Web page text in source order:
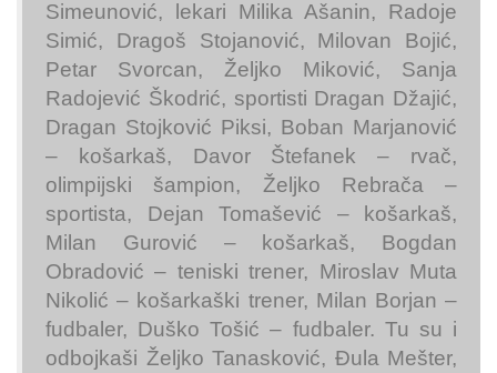
Simeunović, lekari Milika Ašanin, Radoje
Simić, Dragoš Stojanović, Milovan Bojić,
Petar Svorcan, Željko Miković, Sanja
Radojević Škodrić, sportisti Dragan Džajić,
Dragan Stojković Piksi, Boban Marjanović
– košarkaš, Davor Štefanek – rvač,
olimpijski šampion, Željko Rebrača –
sportista, Dejan Tomašević – košarkaš,
Milan Gurović – košarkaš, Bogdan
Obradović – teniski trener, Miroslav Muta
Nikolić – košarkaški trener, Milan Borjan –
fudbaler, Duško Tošić – fudbaler. Tu su i
odbojkaši Željko Tanasković, Đula Mešter,